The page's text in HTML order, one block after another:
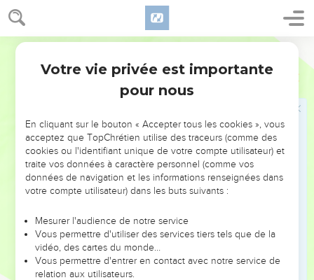
Matthieu 28
pour que vous n’ayez pas d’ennuis.
Les soldats empochèrent l’argent et répétèrent
docilement la leçon qu’on leur avait inculquée. Cette version
s’est propagée parmi les Juifs, où elle a encore cours jusqu’à
Jésus se montre à ses disciples
Les onze disciples se rendirent en Galilée, sur la colline où
Jésus leur avait donné rendez-vous.
Dès qu’ils l’aperçurent, ils se prosternèrent en adoration
devant lui. Quelques-uns, cependant, conservaient des
Alors, Jésus s’approcha d’eux et leur parla ainsi : — J’ai
reçu les pleins pouvoirs au ciel et sur la terre :
allez donc dans le monde entier, faites des disciples parmi
Votre vie privée est importante
pour nous
En cliquant sur le bouton « Accepter tous les cookies », vous
acceptez que TopChrétien utilise des traceurs (comme des
cookies ou l'identifiant unique de votre compte utilisateur) et
traite vos données à caractère personnel (comme vos
données de navigation et les informations renseignées dans
votre compte utilisateur) dans les buts suivants :
Mesurer l'audience de notre service
Vous permettre d'utiliser des services tiers tels que de la
vidéo, des cartes du monde…
Vous permettre d'entrer en contact avec notre service de
relation aux utilisateurs.